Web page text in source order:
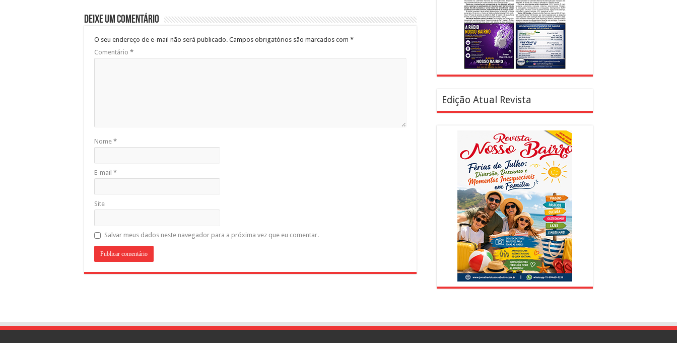
Deixe um comentário
O seu endereço de e-mail não será publicado. Campos obrigatórios são marcados com *
Comentário *
Nome *
E-mail *
Site
Salvar meus dados neste navegador para a próxima vez que eu comentar.
Edição Atual Revista